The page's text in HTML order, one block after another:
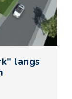
langs